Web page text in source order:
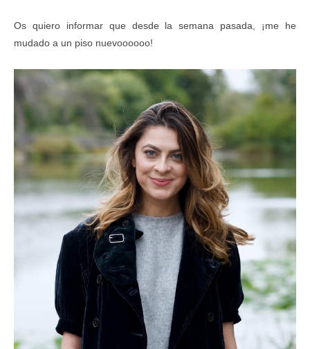
Os quiero informar que desde la semana pasada, ¡me he
mudado a un piso nuevoooooo!